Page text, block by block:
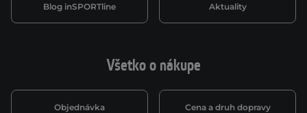
Všetko o nákupe
Objednávka Cena a druh dopravy
Blog inSPORTline Aktuality